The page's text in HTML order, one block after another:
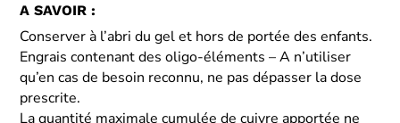
A SAVOIR :
Conserver à l’abri du gel et hors de portée des enfants.
Engrais contenant des oligo-éléments – A n’utiliser
qu’en cas de besoin reconnu, ne pas dépasser la dose
prescrite.
La quantité maximale cumulée de cuivre apportée ne